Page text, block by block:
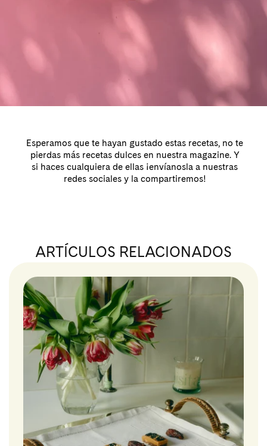
Esperamos que te hayan gustado estas recetas, no te
pierdas más recetas dulces en nuestra magazine. Y
si haces cualquiera de ellas ¡envíanosla a nuestras
redes sociales y la compartiremos!
ARTÍCULOS RELACIONADOS